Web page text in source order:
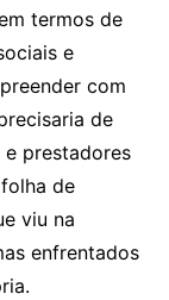
termos de
e
com
de
prestadores
de
viu na
enfrentados